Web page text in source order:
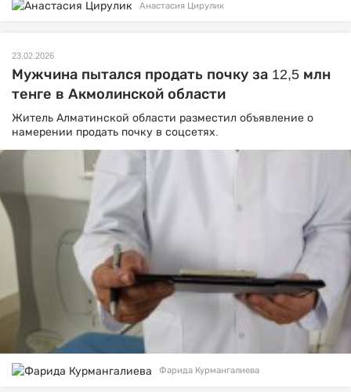
Анастасия Цирулик
23.02.2026
Мужчина пытался продать почку за 12,5 млн
тенге в Акмолинской области
Житель Алматинской области разместил объявление о
намерении продать почку в соцсетях.
Фарида Курмангалиева